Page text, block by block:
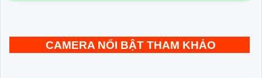
CAMERA NỔI BẬT THAM KHẢO